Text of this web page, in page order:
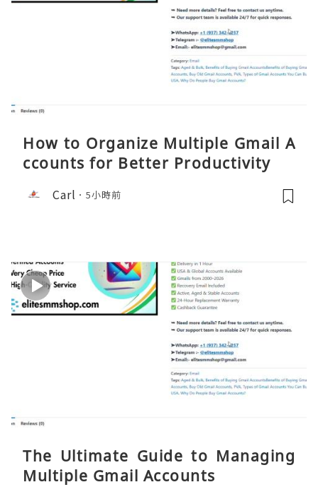
How to Organize Multiple Gmail A
ccounts for Better Productivity
Carl 5小時前
The Ultimate Guide to Managing
Multiple Gmail Accounts